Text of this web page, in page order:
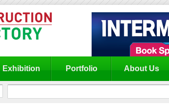
Exhibition Portfolio About Us